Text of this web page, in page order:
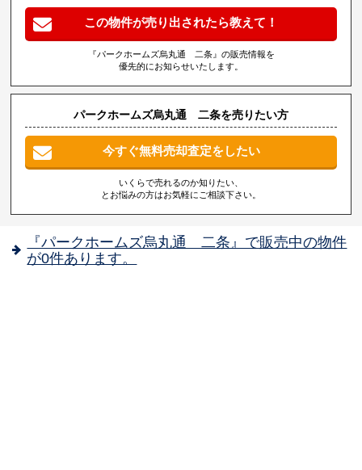
この物件が売り出されたら教えて！
『パークホームズ烏丸通 二条』の販売情報を
優先的にお知らせいたします。
パークホームズ烏丸通 二条を売りたい方
今すぐ無料売却査定をしたい
いくらで売れるのか知りたい、
とお悩みの方はお気軽にご相談下さい。
『パークホームズ烏丸通 二条』で販売中の物件
が0件あります。